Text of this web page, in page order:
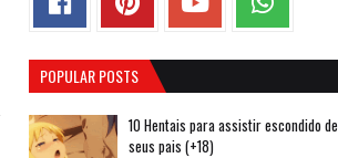
POPULAR POSTS
10 Hentais para assistir escondido de
seus pais (+18)